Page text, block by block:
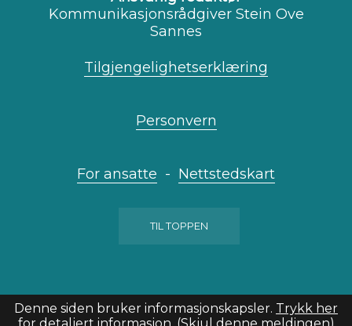
Kommunikasjonsrådgiver Stein Ove
Sannes
Tilgjengelighetserklæring
Personvern
For ansatte - Nettstedskart
TIL TOPPEN
Denne siden bruker informasjonskapsler. Trykk her